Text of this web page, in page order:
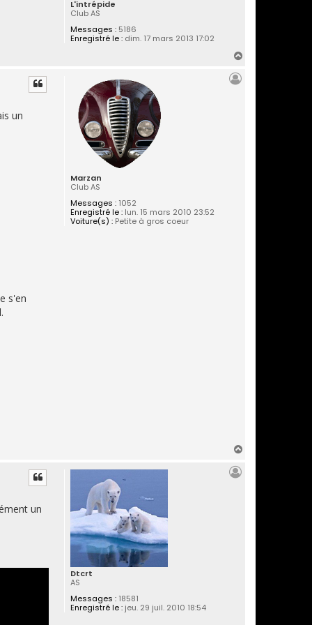
L'intrépide
Club AS
Messages :5186
Enregistré le :dim. 17 mars 2013 17:02
Marzan
Club AS
Messages :1052
Enregistré le :lun. 15 mars 2010 23:52
Voiture(s) :Petite à gros coeur
un
s'en
Dtcrt
AS
Messages :18581
Enregistré le :jeu. 29 juil. 2010 18:54
un